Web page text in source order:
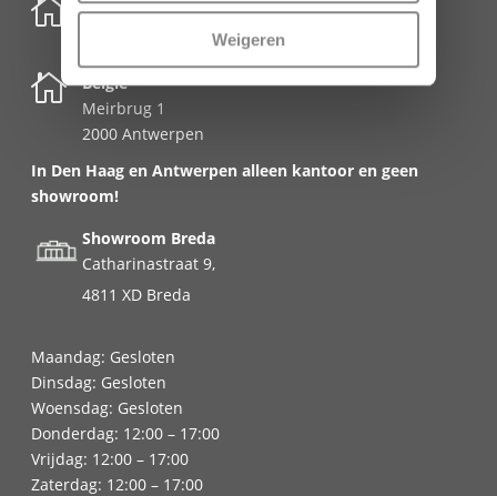
Weigeren

Nederland

België
Meirbrug 1
2000 Antwerpen
In Den Haag en Antwerpen alleen kantoor en geen
showroom!
Showroom Breda
Catharinastraat 9,
4811 XD Breda
Maandag: Gesloten
Dinsdag: Gesloten
Woensdag: Gesloten
Donderdag: 12:00 – 17:00
Vrijdag: 12:00 – 17:00
Zaterdag: 12:00 – 17:00